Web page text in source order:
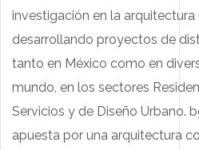
investigación en la arquitectura
desarrollando proyectos de
tanto en México como en
mundo, en los sectores
Servicios y de Diseño Urbano.
apuesta por una arquitectura